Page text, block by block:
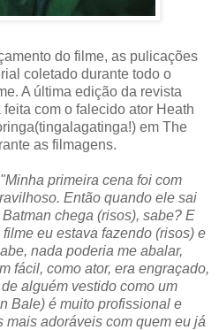
do filme, as pulicações
coletado durante todo o
A última edição da revista
com o falecido ator Heath
em The
as filmagens.
"Minha primeira cena foi com
Então quando ele sai
chega (risos), sabe? E
eu estava fazendo (risos) e
nada poderia me abalar,
fácil, como ator, era engraçado,
alguém vestido como um
Bale) é muito profissional e
mais adoráveis com quem eu já